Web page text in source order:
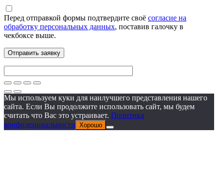
Перед отправкой формы подтвердите своё согласие на
обработку персональных данных, поставив галочку в
чекбоксе выше.
Мы используем куки для наилучшего представления нашего
сайта. Если Вы продолжите использовать сайт, мы будем
считать что Вас это устраивает. Политика
конфиденциальности Хорошо